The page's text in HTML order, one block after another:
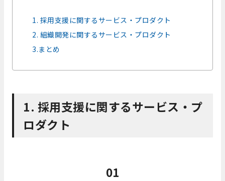
1. 採用支援に関するサービス・プロダクト
2. 組織開発に関するサービス・プロダクト
3.まとめ
1. 採用支援に関するサービス・プ
ロダクト
01